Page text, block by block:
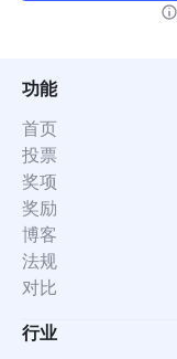
功能
首页
投票
奖项
奖励
博客
法规
对比
行业